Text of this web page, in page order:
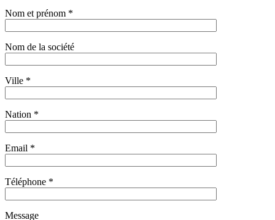
Nom et prénom *
Nom de la société
Ville *
Nation *
Email *
Téléphone *
Message